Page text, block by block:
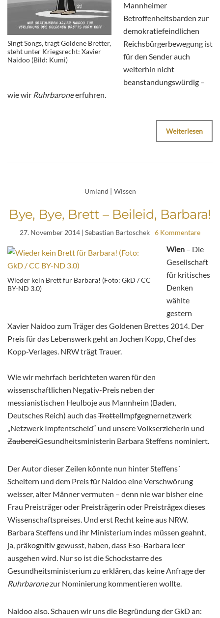
Singt Songs, trägt Goldene Bretter,
steht unter Kriegsrecht: Xavier
Naidoo (Bild: Kumi)
Mannheimer
Betroffenheitsbarden zur
demokratiefeindlichen
Reichsbürgerbewegung ist
für den Sender auch
weiterhin nicht
beanstandungswürdig –
wie wir Ruhrbaroneerfuhren.
Weiterlesen
Umland | Wissen
Bye, Bye, Brett – Beileid, Barbara!
27. November 2014 | Sebastian Bartoschek 6 Kommentare
Wieder kein Brett für Barbara! (Foto: GkD / CC
BY-ND 3.0)
Wien – Die
Gesellschaft
für kritisches
Denken
wählte
gestern
Xavier Naidoo zum Träger des Goldenen Brettes 2014. Der
Preis für das Lebenswerk geht an Jochen Kopp, Chef des
Kopp-Verlages. NRW trägt Trauer.
Wie wir mehrfach berichteten waren für den
wissenschaftlichen Negativ-Preis neben der
messianistischen Heulboje aus Mannheim (Baden,
Deutsches Reich) auch dasTrottelImpfgegnernetzwerk
„Netzwerk Impfentscheid“ und unsere Volkserzieherin und
ZaubereiGesundheitsministerin Barbara Steffens nominiert.
Der Autor dieser Zeilen könnte nun hinter Steffens´
Scheitern und dem Preis für Naidoo eine Verschwörung
weisser, alter Männer vermuten – denn nie war bisher eine
Frau Preisträger oder Preisträgerin oder Preisträgex dieses
Wissenschaftspreises. Und erst Recht keine aus NRW.
Barbara Steffens und ihr Ministerium indes müssen geahnt,
ja, präkognitiv gewusst, haben, dass Eso-Barbara leer
ausgehen wird. Nur so ist die Schockstarre des
Gesundheitsministerium zu erklären, das keine Anfrage der
Ruhrbaronezur Nominierung kommentieren wollte.
Naidoo also. Schauen wir uns die Begründung der GkD an: